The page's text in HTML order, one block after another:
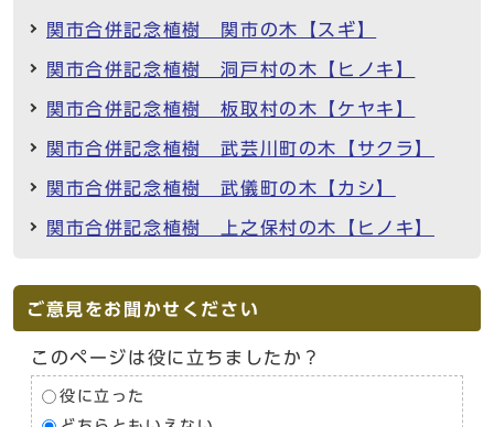
関市合併記念植樹 関市の木【スギ】
関市合併記念植樹 洞戸村の木【ヒノキ】
関市合併記念植樹 板取村の木【ケヤキ】
関市合併記念植樹 武芸川町の木【サクラ】
関市合併記念植樹 武儀町の木【カシ】
関市合併記念植樹 上之保村の木【ヒノキ】
ご意見をお聞かせください
このページは役に立ちましたか？
役に立った